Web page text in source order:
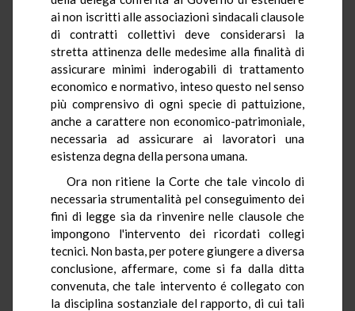
ai non iscritti alle associazioni sindacali clausole
di contratti collettivi deve considerarsi la
stretta attinenza delle medesime alla finalità di
assicurare minimi inderogabili di trattamento
economico e normativo, inteso questo nel senso
più comprensivo di ogni specie di pattuizione,
anche a carattere non economico-patrimoniale,
necessaria ad assicurare ai lavoratori una
esistenza degna della persona umana.
Ora non ritiene la Corte che tale vincolo di
necessaria strumentalità pel conseguimento dei
fini di legge sia da rinvenire nelle clausole che
impongono l'intervento dei ricordati collegi
tecnici. Non basta, per potere giungere a diversa
conclusione, affermare, come si fa dalla ditta
convenuta, che tale intervento é collegato con
la disciplina sostanziale del rapporto, di cui tali